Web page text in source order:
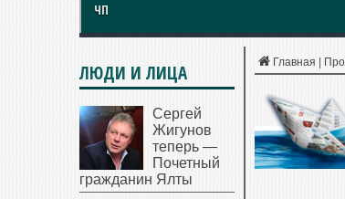
ЧП
Главная
ЛЮДИ И ЛИЦА
Сергей
Жигунов
теперь —
Почетный
гражданин Ялты